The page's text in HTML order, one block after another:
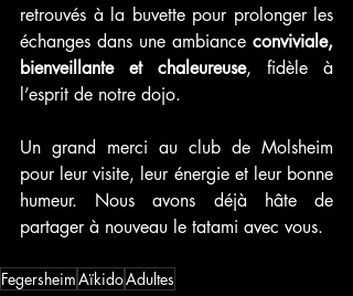
retrouvés à la buvette pour prolonger les
échanges dans une ambiance conviviale,
bienveillante et chaleureuse, fidèle à
l’esprit de notre dojo.
Un grand merci au club de Molsheim
pour leur visite, leur énergie et leur bonne
humeur. Nous avons déjà hâte de
partager à nouveau le tatami avec vous.
FegersheimAïkidoAdultes